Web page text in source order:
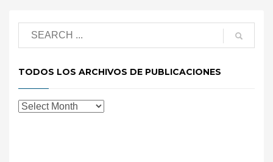
TODOS LOS ARCHIVOS DE PUBLICACIONES